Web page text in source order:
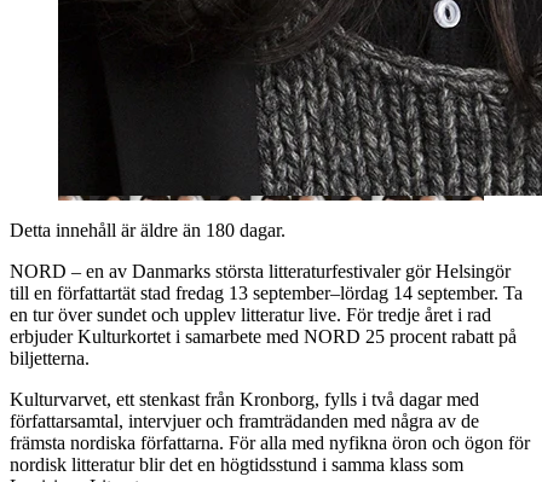
Detta innehåll är äldre än 180 dagar.
NORD – en av Danmarks största litteraturfestivaler gör Helsingör
till en författartät stad fredag 13 september–lördag 14 september. Ta
en tur över sundet och upplev litteratur live. För tredje året i rad
erbjuder Kulturkortet i samarbete med NORD 25 procent rabatt på
biljetterna.
Kulturvarvet, ett stenkast från Kronborg, fylls i två dagar med
författarsamtal, intervjuer och framträdanden med några av de
främsta nordiska författarna. För alla med nyfikna öron och ögon för
nordisk litteratur blir det en högtidsstund i samma klass som